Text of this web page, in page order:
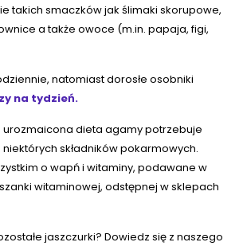
takich smaczków jak ślimaki skorupowe,
a także owoce (m.in. papaja, figi,
natomiast dorosłe osobniki
na tydzień.
urozmaicona dieta agamy potrzebuje
składników pokarmowych.
o wapń i witaminy, podawane w
witaminowej, odstępnej w sklepach
jaszczurki? Dowiedz się z naszego